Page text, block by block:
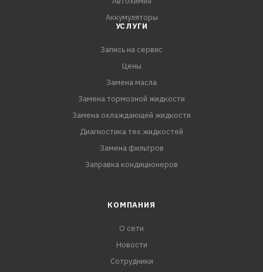
Аккумуляторы
УСЛУГИ
Запись на сервис
Цены
Замена масла
Замена тормозной жидкости
Замена охлаждающей жидкости
Диагностика тех.жидкостей
Замена фильтров
Заправка кондиционеров
КОМПАНИЯ
О сети
Новости
Сотрудники